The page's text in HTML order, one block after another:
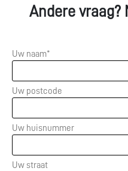
Andere vraag?
Uw naam*
Uw postcode
Uw huisnummer
Uw straat